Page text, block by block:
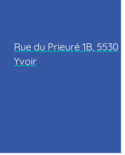
Rue du Prieuré 1B, 5530
Yvoir